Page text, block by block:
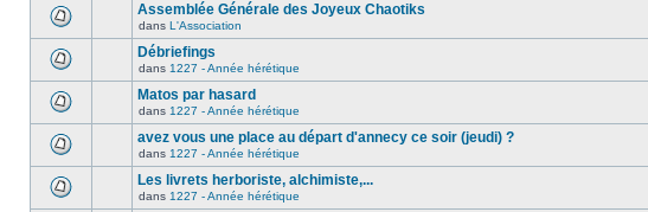
Assemblée Générale des Joyeux Chaotiks
dans L'Association
Débriefings
dans 1227 - Année hérétique
Matos par hasard
dans 1227 - Année hérétique
avez vous une place au départ d'annecy ce soir (jeudi) ?
dans 1227 - Année hérétique
Les livrets herboriste, alchimiste,...
dans 1227 - Année hérétique